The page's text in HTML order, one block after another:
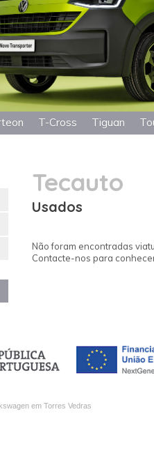
T-Cross Tiguan
Tecauto
Usados
Não foram encontradas
Contacte-nos para
em Torres Vedras